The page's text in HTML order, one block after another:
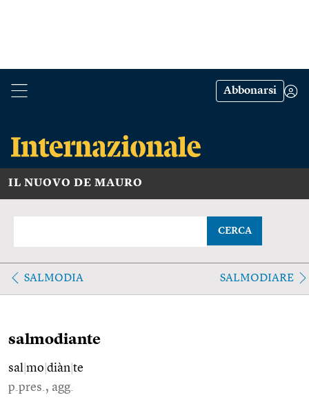
Abbonarsi
IL NUOVO DE MAURO
CERCA
SALMODIA SALMODIARE
salmodiante
sal mo diàn te
p.pres., agg.